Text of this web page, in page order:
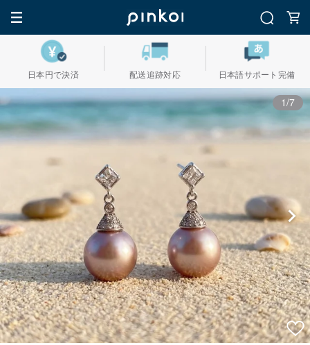
日本円で決済 配送追跡対応 日本語サポート完備
1/7